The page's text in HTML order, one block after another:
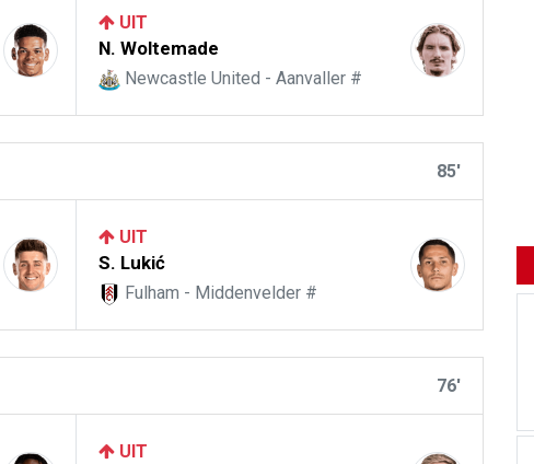
UIT
N. Woltemade
Newcastle United - Aanvaller #
85'
UIT
S. Lukić
Fulham - Middenvelder #
76'
UIT